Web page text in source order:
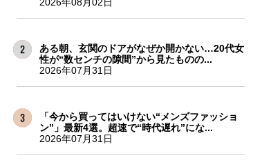
ある朝、玄関のドアがなぜか開かない…20代女
性が“数センチの隙間”から見たものの...
2026年07月31日
「今から買ってはいけない“メンズファッショ
ン”」最新4選。超速で“時代遅れ”にな...
2026年07月31日